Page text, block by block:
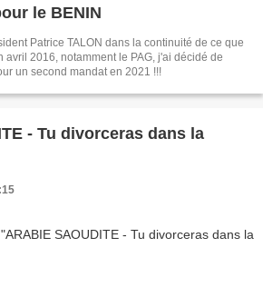
le BENIN
Patrice TALON dans la continuité de ce que
avril 2016, notamment le PAG, j'ai décidé de
un second mandat en 2021 !!!
- Tu divorceras dans la